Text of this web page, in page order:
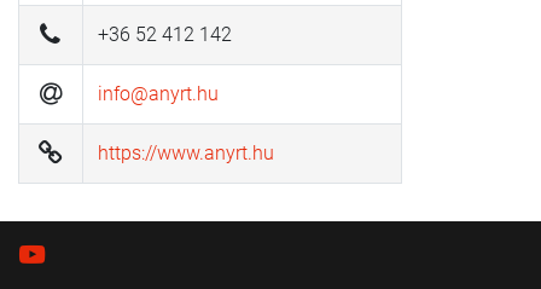
+36 52 412 142
info@anyrt.hu
https://www.anyrt.hu